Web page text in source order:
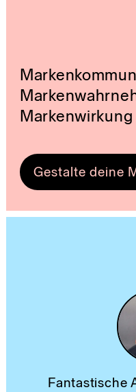
Markenwirkung
Gestalte deine
Fantastische